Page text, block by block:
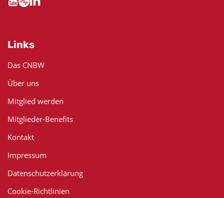
Links
Das CNBW
Über uns
Mitglied werden
Mitglieder-Benefits
Kontakt
Impressum
Datenschutzerklärung
Cookie-Richtlinien